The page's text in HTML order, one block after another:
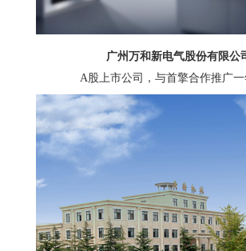
广州万和新电气股份有限公
A股上市公司，与首擎合作推广一